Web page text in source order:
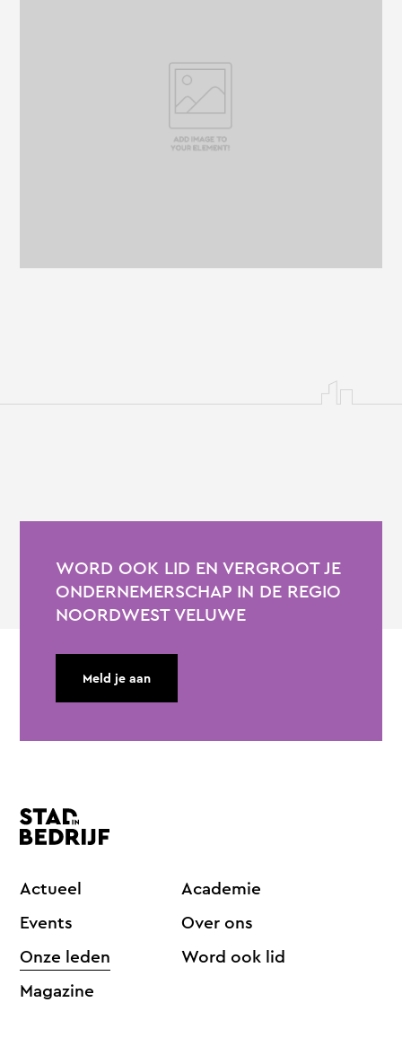
WORD OOK LID EN VERGROOT JE
ONDERNEMERSCHAP IN DE REGIO
NOORDWEST VELUWE
Meld je aan
Actueel
Events
Onze leden
Magazine
Academie
Over ons
Word ook lid